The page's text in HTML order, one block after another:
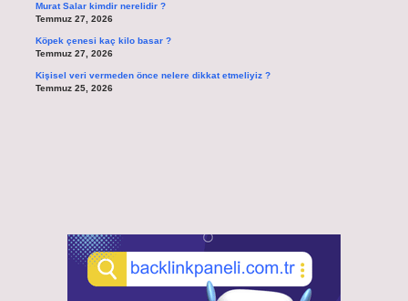
Murat Salar kimdir nerelidir ?
Temmuz 27, 2026
Köpek çenesi kaç kilo basar ?
Temmuz 27, 2026
Kişisel veri vermeden önce nelere dikkat etmeliyiz ?
Temmuz 25, 2026